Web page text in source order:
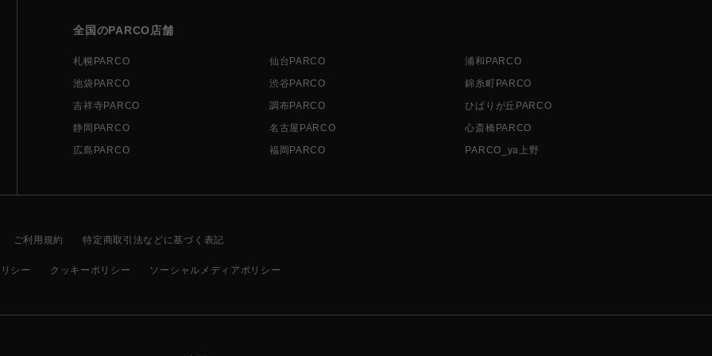
全国のPARCO店舗
札幌PARCO 仙台PARCO
浦和PARCO
池袋PARCO
渋谷PARCO
錦糸町PARCO
吉祥寺PARCO
調布PARCO
ひばりが丘PARCO
静岡PARCO
名古屋PARCO
心斎橋PARCO
広島PARCO
福岡PARCO PARCO_ya上野
ご利用規約 特定商取引法などに基づく表記
シー クッキーポリシー ソーシャルメディアポリシー